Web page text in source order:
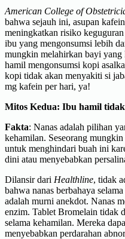
American College of
bahwa sejauh ini, asupan
meningkatkan risiko
ibu yang mengonsumsi lebih
mungkin melahirkan bayi yang
hamil mengonsumsi kopi
kopi tidak akan menyakiti si
mg kafein per hari, ya!
Mitos Kedua: Ibu hamil
Fakta: Nanas adalah pilihan
kehamilan. Seseorang
untuk menghindari buah ini
dini atau menyebabkan
Dilansir dari Healthline, tidak
bahwa nanas berbahaya
adalah murni anekdot. Nanas
enzim. Tablet Bromelain tidak
selama kehamilan. Mereka
menyebabkan perdarahan